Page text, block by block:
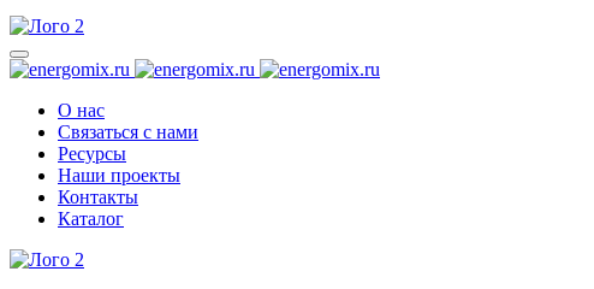
О нас
Связаться с нами
Ресурсы
Наши проекты
Контакты
Каталог